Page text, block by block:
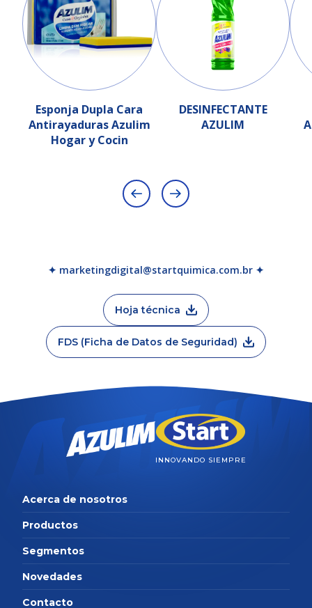
Esponja Dupla Cara
Antirayaduras Azulim
Hogar y Cocin
DESINFECTANTE
AZULIM
✦ marketingdigital@startquimica.com.br ✦
Hoja técnica
FDS (Ficha de Datos de Seguridad)
INNOVANDO SIEMPRE
Acerca de nosotros
Productos
Segmentos
Novedades
Contacto